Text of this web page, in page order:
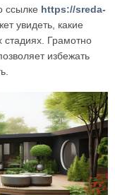
ссылке https://sreda-
увидеть, какие
Грамотно
избежать